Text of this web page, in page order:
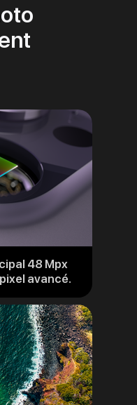
48 Mpx
avancé.